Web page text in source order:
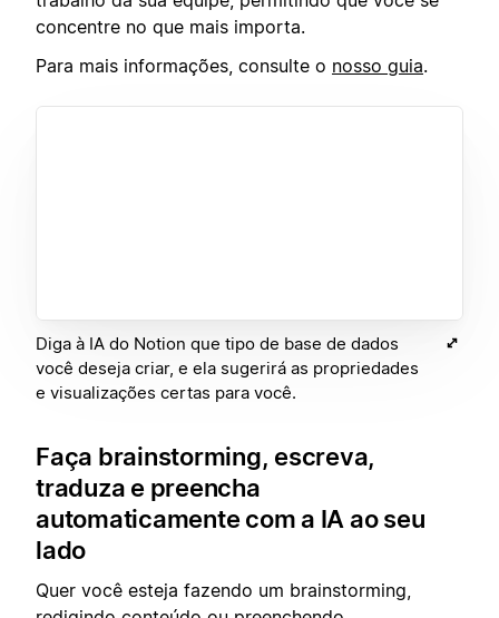
concentre no que mais importa.
Para mais informações, consulte o nosso guia.
Diga à IA do Notion que tipo de base de dados
você deseja criar, e ela sugerirá as propriedades
e visualizações certas para você.
Faça brainstorming, escreva,
traduza e preencha
automaticamente com a IA ao seu
lado
Quer você esteja fazendo um brainstorming,